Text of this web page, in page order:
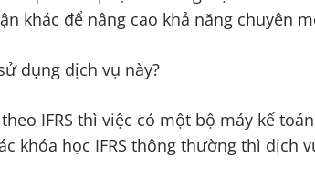
khác để nâng cao khả năng chuyên
dụng dịch vụ này?
IFRS thì việc có một bộ máy kế
khóa học IFRS thông thường thì dịch